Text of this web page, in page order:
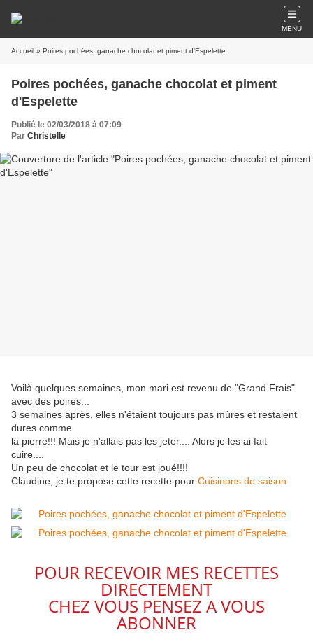
MENU
Accueil » Poires pochées, ganache chocolat et piment d'Espelette
Poires pochées, ganache chocolat et piment
d'Espelette
Publié le 02/03/2018 à 07:09
Par Christelle
Voilà quelques semaines, mon mari est revenu de "Grand Frais"
avec des poires...
3 semaines après, elles n'étaient toujours pas mûres et restaient
dures comme
la pierre!!! Mais je n'allais pas les jeter.... Alors je les ai fait
cuire....
Un peu de chocolat et le tour est joué!!!!
Claudine, je te propose cette recette pour Cuisinons de saison
POUR RECEVOIR MES RECETTES
DIRECTEMENT
CHEZ VOUS PENSEZ A VOUS
ABONNER